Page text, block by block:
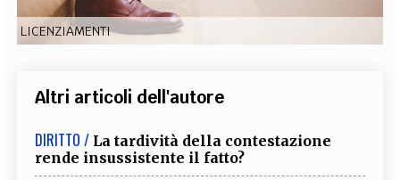
LICENZIAMENTI
Altri articoli dell'autore
DIRITTO / La tardività della contestazione
rende insussistente il fatto?